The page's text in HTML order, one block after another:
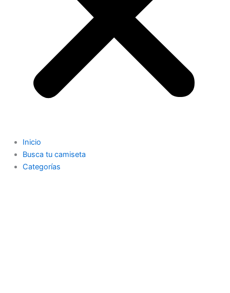
Inicio
Busca tu camiseta
Categorías